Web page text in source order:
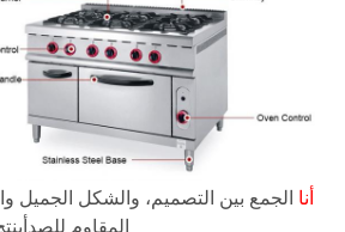
أنا الجمع بين التصميم، والشكل الجميل
المقاوم للصدأ